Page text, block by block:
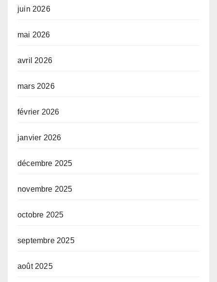
juin 2026
mai 2026
avril 2026
mars 2026
février 2026
janvier 2026
décembre 2025
novembre 2025
octobre 2025
septembre 2025
août 2025